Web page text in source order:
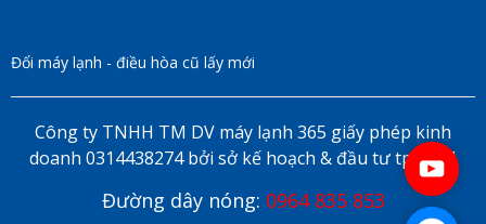
Đổi máy lạnh - điều hòa cũ lấy mới
Công ty TNHH TM DV máy lạnh 365 giấy phép kinh
doanh 0314438274 bởi sở kế hoạch & đầu tư tp HCM
Đường dây nóng: 0964 835 853